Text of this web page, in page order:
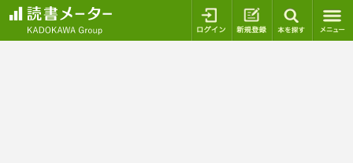
ログイン 新規登録